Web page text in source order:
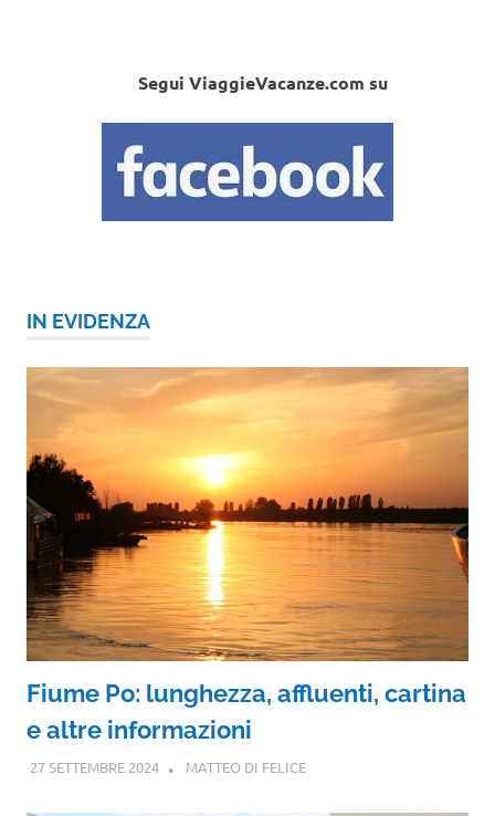
Segui ViaggieVacanze.com su
IN EVIDENZA
Fiume Po: lunghezza, affluenti, cartina
e altre informazioni
27 SETTEMBRE 2024 MATTEO DI FELICE